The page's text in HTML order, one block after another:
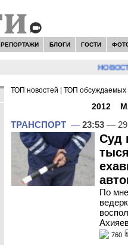
РЕПОРТАЖИ БЛОГИ ГОСТИ
НОВОСТИ:
ТОП новостей ТОП обсуждаемых
2012
ТРАНСПОРТ — 23:53 — 29
Суд
По
760